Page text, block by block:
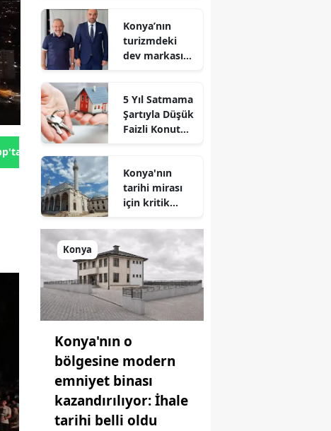
Gönder
Konya’nın
turizmdeki
dev markası
de zirveye
oynuyor
5 Yıl Satmama
Şartıyla Düşük
Faizli Konut
Konya'nın
tarihi mirası
için kritik
durum
açıklandı
Konya
Konya'nın o
bölgesine modern
emniyet binası
kazandırılıyor: İhale
tarihi belli oldu